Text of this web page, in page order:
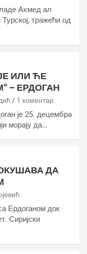
Ахмед ал
тражећи од
ИЛИ ЋЕ
– ЕРДОГАН
1 коментар
је 25. децембра
морају да…
ДА
Ердоганом док
Сиријски